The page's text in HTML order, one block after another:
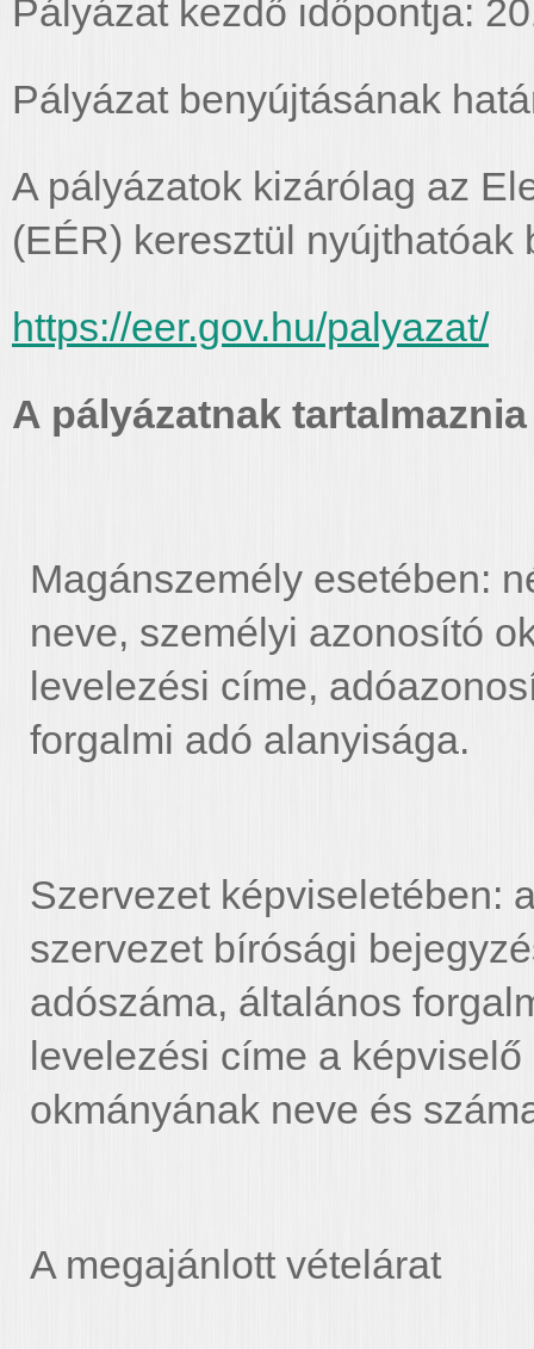
Pályázat kezdő időpontja:
Pályázat benyújtásának
A pályázatok kizárólag az
(EÉR) keresztül nyújthatóak
https://eer.gov.hu/palyazat/
A pályázatnak
Magánszemély esetében:
neve, személyi azonosító
levelezési címe,
forgalmi adó alanyisága.
Szervezet képviseletében:
szervezet bírósági
adószáma, általános
levelezési címe a
okmányának neve és
A megajánlott vételárat